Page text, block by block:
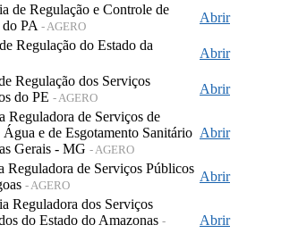
de Regulação e Controle de
PA - AGERO
Abrir
Regulação do Estado da
Abrir
Regulação dos Serviços
do PE - AGERO
Abrir
Reguladora de Serviços de
e de Esgotamento Sanitário
Gerais - MG - AGERO
Abrir
de Serviços Públicos
- AGERO
Abrir
Reguladora dos Serviços
do Estado do Amazonas -
Abrir